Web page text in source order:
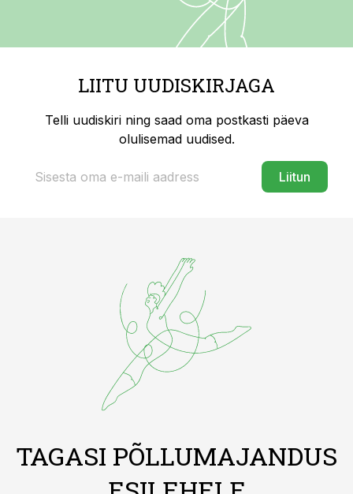
LIITU UUDISKIRJAGA
Telli uudiskiri ning saad oma postkasti päeva
olulisemad uudised.
Liitun
TAGASI PÕLLUMAJANDUS